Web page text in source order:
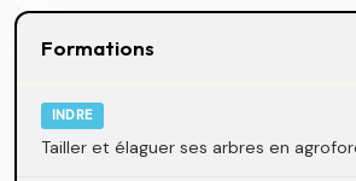
Formations
INDRE
Tailler et élaguer ses arbres en